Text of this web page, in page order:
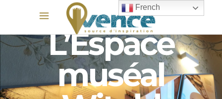
L’Espace
muséal
French